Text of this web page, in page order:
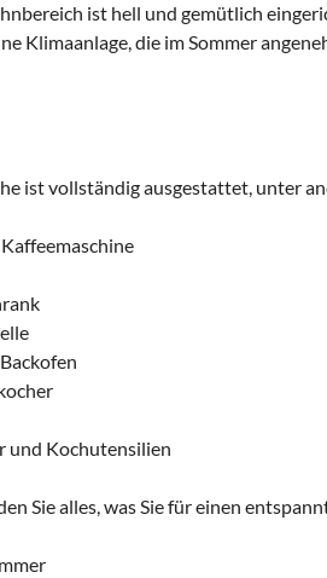
ist hell und gemütlich
Klimaanlage, die im Sommer
ist vollständig ausgestattet, unter
und Kochutensilien
Sie alles, was Sie für einen